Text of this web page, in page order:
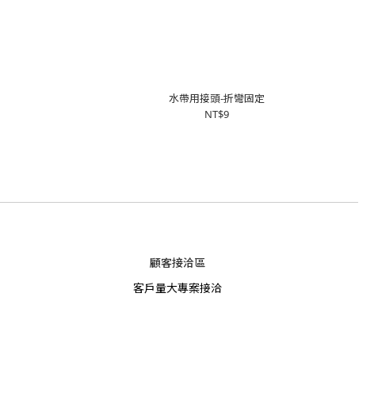
水帶用接頭-折彎固定
NT$9
顧客接洽區
客戶量大專案接洽